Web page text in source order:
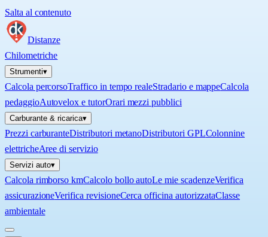
Salta al contenuto
Distanze
Chilometriche
Strumenti▾
Calcola percorsoTraffico in tempo realeStradario e mappeCalcola
pedaggioAutovelox e tutorOrari mezzi pubblici
Carburante & ricarica▾
Prezzi carburanteDistributori metanoDistributori GPLColonnine
elettricheAree di servizio
Servizi auto▾
Calcola rimborso kmCalcolo bollo autoLe mie scadenzeVerifica
assicurazioneVerifica revisioneCerca officina autorizzataClasse
ambientale